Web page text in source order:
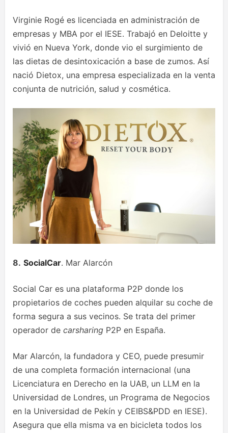
Virginie Rogé es licenciada en administración de
empresas y MBA por el IESE. Trabajó en Deloitte y
vivió en Nueva York, donde vio el surgimiento de
las dietas de desintoxicación a base de zumos. Así
nació Dietox, una empresa especializada en la venta
conjunta de nutrición, salud y cosmética.
8. SocialCar. Mar Alarcón
Social Car es una plataforma P2P donde los
propietarios de coches pueden alquilar su coche de
forma segura a sus vecinos. Se trata del primer
operador de carsharing P2P en España.
Mar Alarcón, la fundadora y CEO, puede presumir
de una completa formación internacional (una
Licenciatura en Derecho en la UAB, un LLM en la
Universidad de Londres, un Programa de Negocios
en la Universidad de Pekín y CEIBS&PDD en IESE).
Asegura que ella misma va en bicicleta todos los